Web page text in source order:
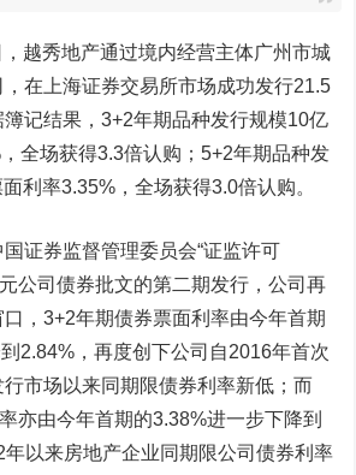
秀地产通过境内经营主体广州市城
在上海证券交易所市场成功发行21.5
记结果，3+2年期品种发行规模10亿
全场获得3.3倍认购；5+2年期品种发
利率3.35%，全场获得3.0倍认购。
券监督管理委员会“证监许可
公司债券批文的第二期发行，公司再
，3+2年期债券票面利率由今年首期
2.84%，再度创下公司自2016年首次
市场以来同期限债券利率新低；而
亦由今年首期的3.38%进一步下降到
以来房地产企业同期限公司债券利率